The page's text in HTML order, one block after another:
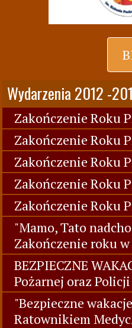
Wydarzenia 2012 -
Zakończenie Roku
Zakończenie Roku
Zakończenie Roku
Zakończenie Roku
Zakończenie Roku
"Mamo, Tato
Zakończenie roku
BEZPIECZNE
Pożarnej oraz
"Bezpieczne
Ratownikiem